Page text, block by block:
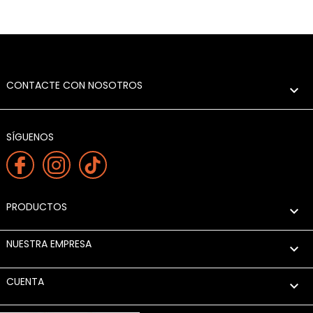
CONTACTE CON NOSOTROS 
SÍGUENOS
PRODUCTOS 
NUESTRA EMPRESA 
CUENTA 